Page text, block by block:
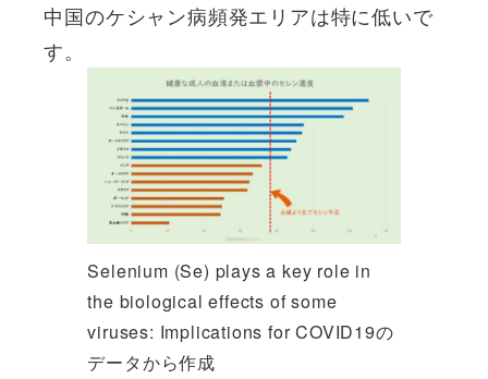
中国のケシャン病頻発エリアは特に低いで
す。
Selenium (Se) plays a key role in
the biological effects of some
viruses: Implications for COVID19の
データから作成